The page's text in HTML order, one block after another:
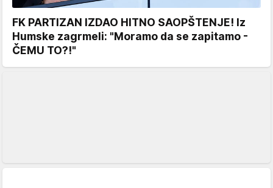
FK PARTIZAN IZDAO HITNO SAOPŠTENJE! Iz
Humske zagrmeli: "Moramo da se zapitamo -
ČEMU TO?!"